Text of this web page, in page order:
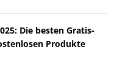
Die besten Gratis-
Produkte